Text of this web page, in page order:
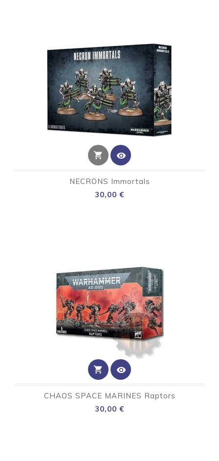
shopping_cart visibility
NECRONS Immortals
30,00 €
shopping_cart visibility
CHAOS SPACE MARINES Raptors
30,00 €